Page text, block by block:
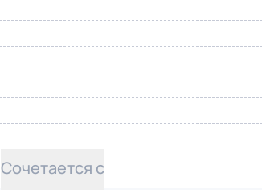
Сочетается с